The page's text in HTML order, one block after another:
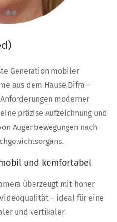
Generation mobiler
aus dem Hause Difra –
moderner
präzise Aufzeichnung und
Augenbewegungen nach
und komfortabel
überzeugt mit hoher
– ideal für eine
und vertikaler